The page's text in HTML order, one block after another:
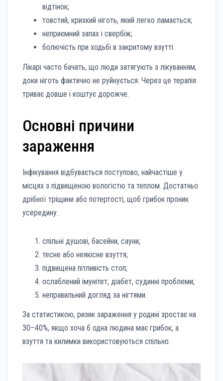
відтінок;
товстий, крихкий ніготь, який легко ламається;
неприємний запах і свербіж;
болючість при ходьбі в закритому взутті.
Лікарі часто бачать, що люди затягують з лікуванням,
доки ніготь фактично не руйнується. Через це терапія
триває довше і коштує дорожче.
Основні причини
зараження
Інфікування відбувається поступово, найчастіше у
місцях з підвищеною вологістю та теплом. Достатньо
дрібної тріщини або потертості, щоб грибок проник
усередину.
спільні душові, басейни, сауни;
тесне або неякісне взуття;
підвищена пітливість стоп;
ослаблений імунітет, діабет, судинні проблеми;
неправильний догляд за нігтями.
За статистикою, ризик зараження у родині зростає на
30–40%, якщо хоча б одна людина має грибок, а
взуття та килимки використовуються спільно.